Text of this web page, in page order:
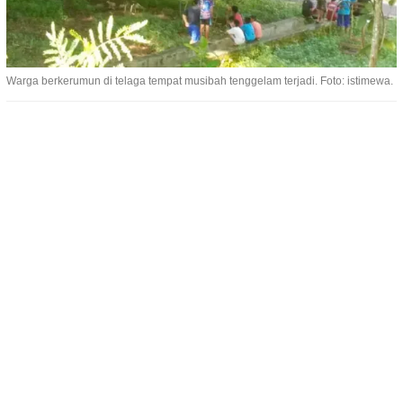
Warga berkerumun di telaga tempat musibah tenggelam terjadi. Foto: istimewa.